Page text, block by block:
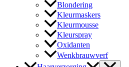
Blondering
Kleurmaskers
Kleurmousse
Kleurspray
Oxidanten
Wenkbrauwverf